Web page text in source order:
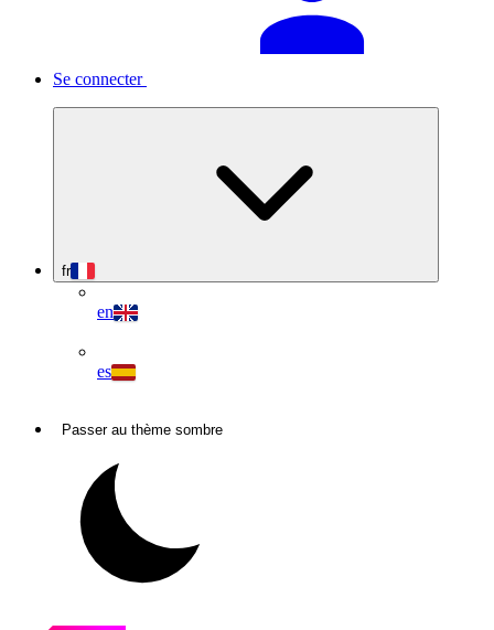
Se connecter
fr
en
es
Passer au thème sombre